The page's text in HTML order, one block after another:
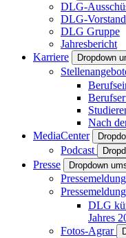
DLG-
DLG-Vorstand
DLG Gruppe
Jahresbericht
Karriere
Dropdown
Nach
MediaCenter
Podcast
Presse Dropdown
DLG
Jahres
Fotos-Agrar